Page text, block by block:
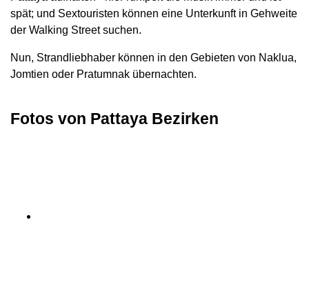
spät; und Sextouristen können eine Unterkunft in Gehweite
der Walking Street suchen.
Nun, Strandliebhaber können in den Gebieten von Naklua,
Jomtien oder Pratumnak übernachten.
Fotos von Pattaya Bezirken